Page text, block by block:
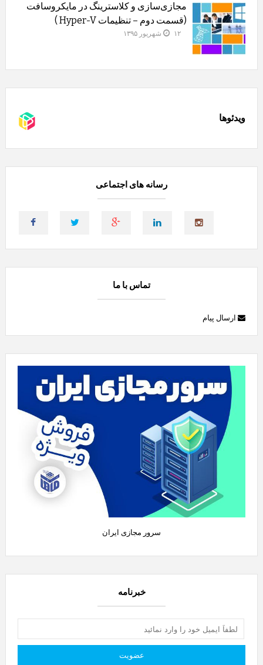
مجازی‌سازی و کلاسترینگ‌ در مایکروسافت
(قسمت دوم – تنظیمات Hyper-V )
۱۲ شهریور ۱۳۹۵
ویدئوها
رسانه های اجتماعی
تماس با ما
ارسال پیام
سرور مجازی ایران
خبرنامه